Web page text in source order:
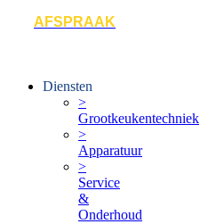
AFSPRAAK
Diensten
>
Grootkeukentechniek
>
Apparatuur
>
Service
&
Onderhoud